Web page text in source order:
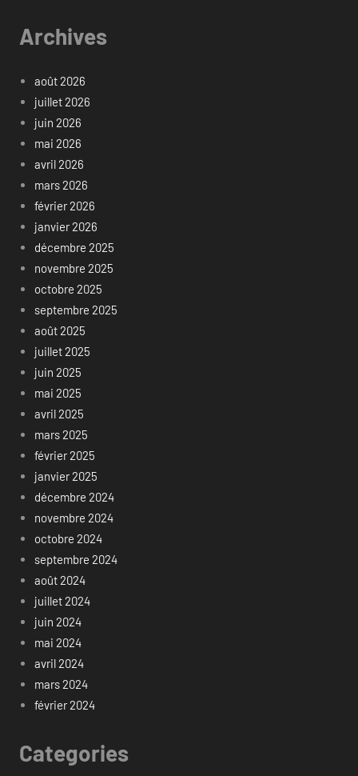
Archives
août 2026
juillet 2026
juin 2026
mai 2026
avril 2026
mars 2026
février 2026
janvier 2026
décembre 2025
novembre 2025
octobre 2025
septembre 2025
août 2025
juillet 2025
juin 2025
mai 2025
avril 2025
mars 2025
février 2025
janvier 2025
décembre 2024
novembre 2024
octobre 2024
septembre 2024
août 2024
juillet 2024
juin 2024
mai 2024
avril 2024
mars 2024
février 2024
Categories